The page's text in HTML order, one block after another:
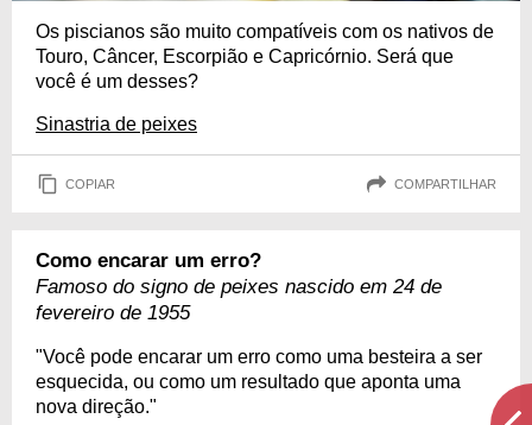
Os piscianos são muito compatíveis com os nativos de
Touro, Câncer, Escorpião e Capricórnio. Será que
você é um desses?
Sinastria de peixes
COPIAR COMPARTILHAR
Como encarar um erro?
Famoso do signo de peixes nascido em 24 de
fevereiro de 1955
"Você pode encarar um erro como uma besteira a ser
esquecida, ou como um resultado que aponta uma
nova direção."